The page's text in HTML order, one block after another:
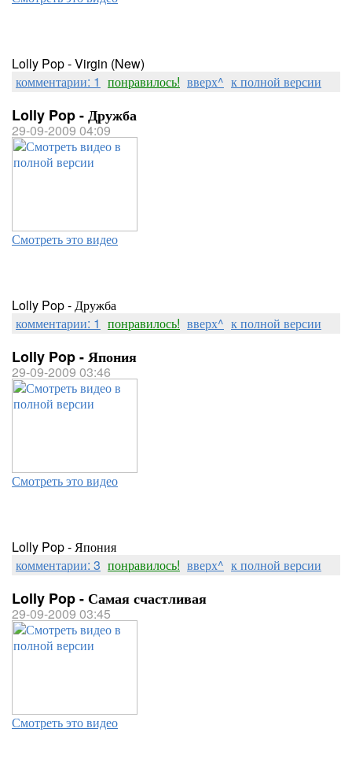
Lolly Pop - Virgin (New)
комментарии: 1 понравилось! вверх^ к полной версии
Lolly Pop - Дружба
29-09-2009 04:09
Смотреть это видео
Lolly Pop - Дружба
комментарии: 1 понравилось! вверх^ к полной версии
Lolly Pop - Япония
29-09-2009 03:46
Смотреть это видео
Lolly Pop - Япония
комментарии: 3 понравилось! вверх^ к полной версии
Lolly Pop - Самая счастливая
29-09-2009 03:45
Смотреть это видео